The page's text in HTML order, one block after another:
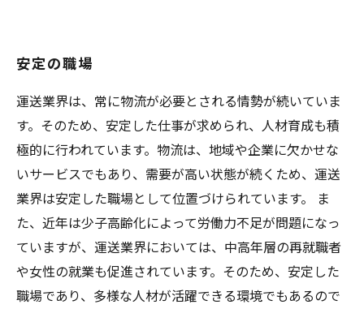
安定の職場
運送業界は、常に物流が必要とされる情勢が続いていま
す。そのため、安定した仕事が求められ、人材育成も積
極的に行われています。物流は、地域や企業に欠かせな
いサービスでもあり、需要が高い状態が続くため、運送
業界は安定した職場として位置づけられています。 ま
た、近年は少子高齢化によって労働力不足が問題になっ
ていますが、運送業界においては、中高年層の再就職者
や女性の就業も促進されています。そのため、安定した
職場であり、多様な人材が活躍できる環境でもあるので